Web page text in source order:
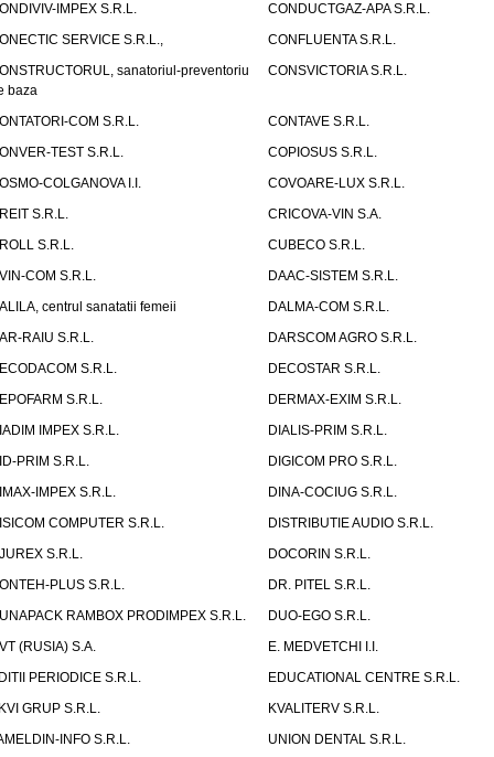
IMPEX S.R.L.
CONDUCTGAZ-APA S.R.L.
SERVICE S.R.L.,
CONFLUENTA S.R.L.
sanatoriul-preventoriu
baza
CONSVICTORIA S.R.L.
COM S.R.L.
CONTAVE S.R.L.
TEST S.R.L.
COPIOSUS S.R.L.
COLGANOVA I.I.
COVOARE-LUX S.R.L.
S.R.L.
CRICOVA-VIN S.A.
S.R.L.
CUBECO S.R.L.
COM S.R.L.
DAAC-SISTEM S.R.L.
centrul sanatatii femeii
DALMA-COM S.R.L.
RAIU S.R.L.
DARSCOM AGRO S.R.L.
S.R.L.
DECOSTAR S.R.L.
S.R.L.
DERMAX-EXIM S.R.L.
IMPEX S.R.L.
DIALIS-PRIM S.R.L.
PRIM S.R.L.
DIGICOM PRO S.R.L.
IMPEX S.R.L.
DINA-COCIUG S.R.L.
COMPUTER S.R.L.
DISTRIBUTIE AUDIO S.R.L.
S.R.L.
DOCORIN S.R.L.
PLUS S.R.L.
DR. PITEL S.R.L.
RAMBOX PRODIMPEX S.R.L.
DUO-EGO S.R.L.
(RUSIA) S.A.
E. MEDVETCHI I.I.
PERIODICE S.R.L.
EDUCATIONAL CENTRE S.R.L.
GRUP S.R.L.
KVALITERV S.R.L.
INFO S.R.L.
UNION DENTAL S.R.L.